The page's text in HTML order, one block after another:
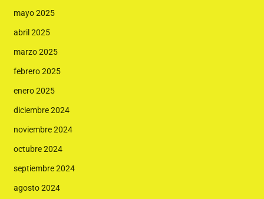
mayo 2025
abril 2025
marzo 2025
febrero 2025
enero 2025
diciembre 2024
noviembre 2024
octubre 2024
septiembre 2024
agosto 2024